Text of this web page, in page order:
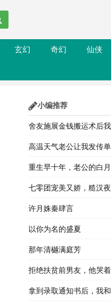
玄幻 奇幻 仙侠
小编推荐
舍友施展金钱搬运术后
高温天气老公让我发传单
重生早十年，老公的白
七零团宠美又娇，糙汉
许月姝秦肆言
以你为名的盛夏
那年清樾满庭芳
拒绝扶贫前男友，他哭
拿到录取通知书后，我